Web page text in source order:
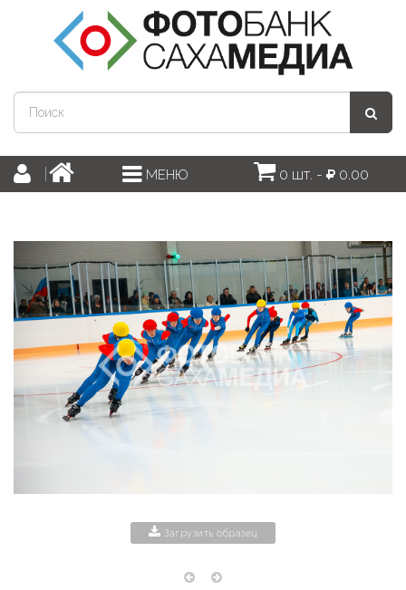
МЕНЮ 0 шт. - 0.00
Загрузить образец